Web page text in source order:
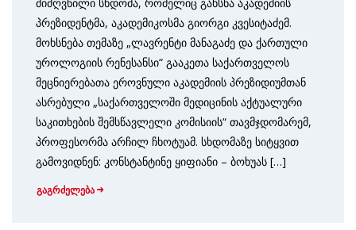
პრეზიდენტმა, აკადემიკოსმა გიორგი კვესიტაძემ.
მოხსნება თემაზე „ლავრენტი მანაგაძე და ქართული
უროლოგიის რენესანსი“ გააკეთა საქართველოს
მეცნიერებათა ეროვნული აკადემიის პრეზიდიუმთან
ასრებული „საქართველოში მედიცინის აქტუალური
საკითხების შემსწავლელი კომისიის“ თავმჯდომარემ,
პროფესორმა არჩილ ჩხოტუამ. სხდომაზე სიტყვით
გამოვიდნენ: კონსტანტინე ყიფიანი – ბოხუას […]
გაგრძელება